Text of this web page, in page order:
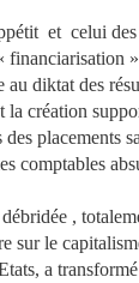
et celui
financiarisation
au diktat des
la création
placements
comptables
,
sur le
a